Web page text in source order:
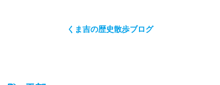
くま吉の歴史散歩ブログ